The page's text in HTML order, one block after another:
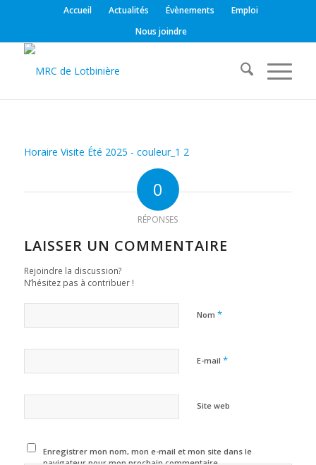
Accueil Actualités Évènements
Emploi
Nous joindre
Horaire Visite Été 2025 - couleur_1 2
0
RÉPONSES
LAISSER UN COMMENTAIRE
Rejoindre la discussion?
N’hésitez pas à contribuer !
Nom *
E-mail *
Site web
Enregistrer mon nom, mon e-mail et mon site dans le
navigateur pour mon prochain commentaire.